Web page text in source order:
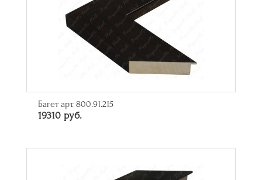
Багет арт. 800.91.215
19310 руб.